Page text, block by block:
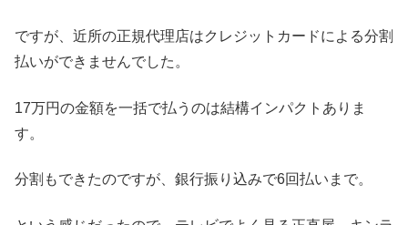
ですが、近所の正規代理店はクレジットカードによる分割
払いができませんでした。
17万円の金額を一括で払うのは結構インパクトありま
す。
分割もできたのですが、銀行振り込みで6回払いまで。